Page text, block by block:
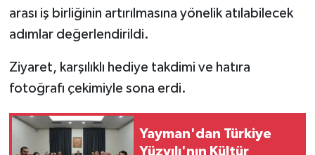
arası iş birliğinin artırılmasına yönelik atılabilecek
adımlar değerlendirildi.
Ziyaret, karşılıklı hediye takdimi ve hatıra
fotoğrafı çekimiyle sona erdi.
Yayman'dan Türkiye
Yüzyılı'nın Kültür